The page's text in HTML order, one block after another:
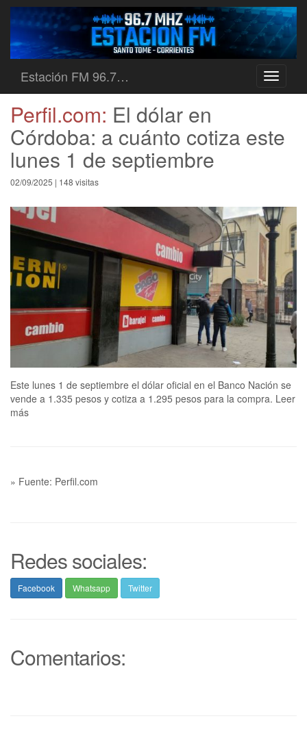
Toggle
Estación FM 96.7…
Perfil.com: El dólar en
Córdoba: a cuánto cotiza este
lunes 1 de septiembre
02/09/2025 | 148 visitas
Este lunes 1 de septiembre el dólar oficial en el Banco Nación se
vende a 1.335 pesos y cotiza a 1.295 pesos para la compra. Leer
más
» Fuente: Perfil.com
Redes sociales:
Facebook Whatsapp Twitter
Comentarios: